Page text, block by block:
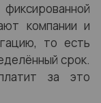
компании и
то есть
срок.
за это